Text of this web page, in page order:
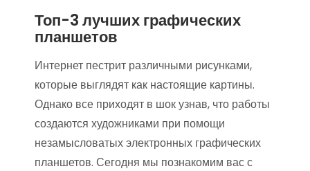
Топ-3 лучших графических
планшетов
Интернет пестрит различными рисунками,
которые выглядят как настоящие картины.
Однако все приходят в шок узнав, что работы
создаются художниками при помощи
незамысловатых электронных графических
планшетов. Сегодня мы познакомим вас с